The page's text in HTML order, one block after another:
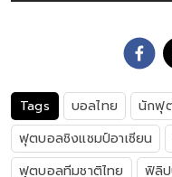
Tags บอลไทย นักฟุ
ฟุตบอลชิงแชมป์อาเซียน
ฟุตบอลทีมชาติไทย
ฟิลิ